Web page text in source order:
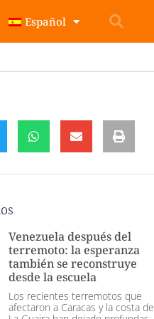
Español
Venezuela después del
terremoto: la esperanza
también se reconstruye
desde la escuela
Los recientes terremotos que
afectaron a Caracas y la costa de